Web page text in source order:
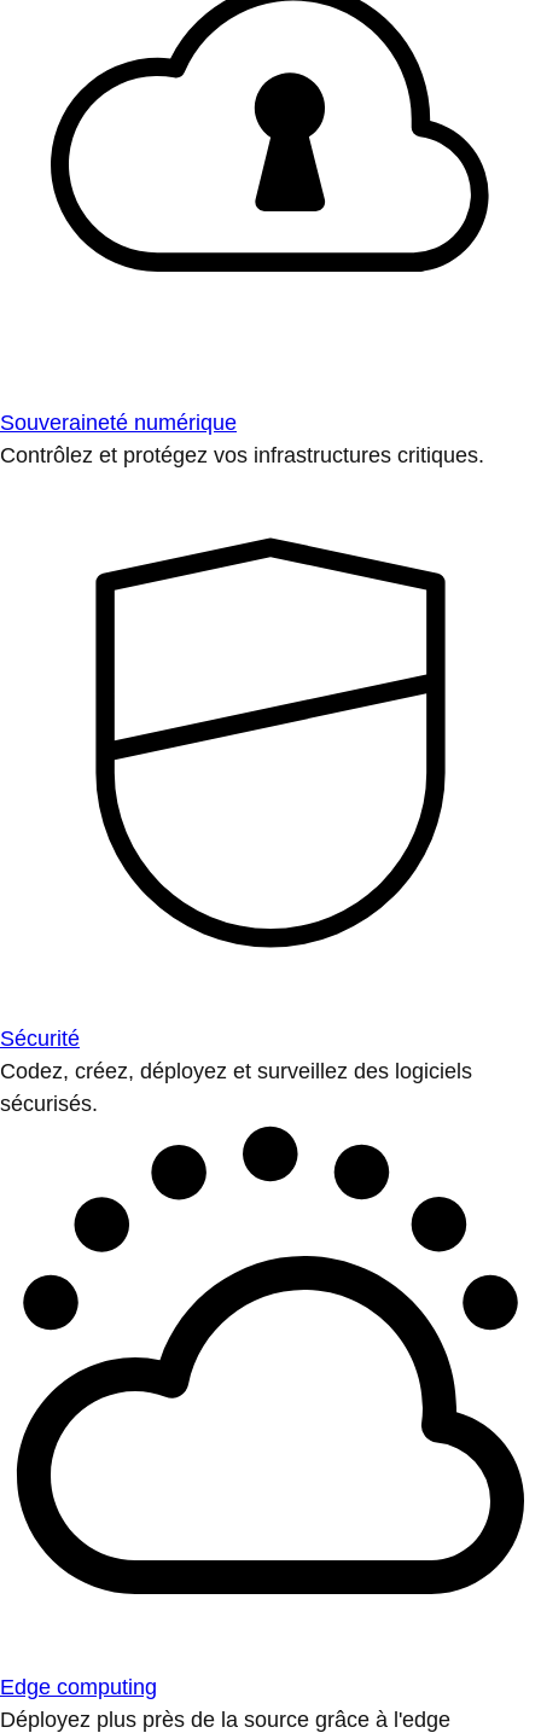
Souveraineté numérique
Contrôlez et protégez vos infrastructures critiques.
Sécurité
Codez, créez, déployez et surveillez des logiciels
sécurisés.
Edge computing
Déployez plus près de la source grâce à l'edge